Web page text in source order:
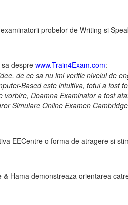
probelor de Writing si
despre www.Train4Exam.com:
de ce sa nu imi verific nivelul de
Based este intuitiva, totul a fost
Doamna Examinator a fost
Simulare Online Examen
EECentre o forma de atragere si
Hama demonstreaza orientarea